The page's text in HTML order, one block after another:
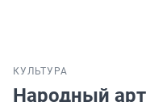
КУЛЬТУРА
Народный